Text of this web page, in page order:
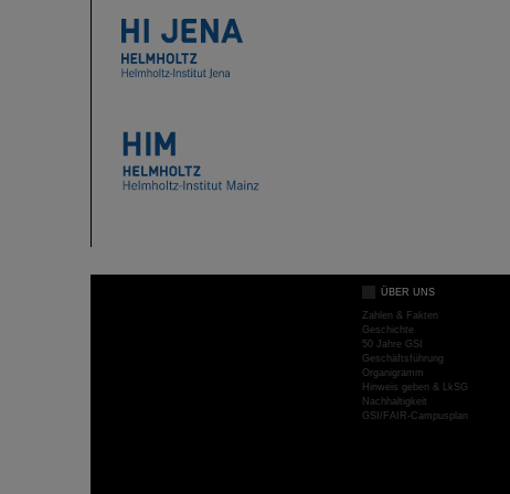
ÜBER UNS
Zahlen & Fakten
Geschichte
50 Jahre GSI
Geschäftsführung
Organigramm
Hinweis geben & LkSG
Nachhaltigkeit
GSI/FAIR-Campusplan